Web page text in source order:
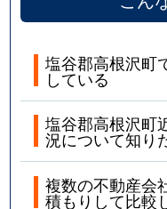
塩谷郡高根沢町
している
塩谷郡高根沢町
況について知り
複数の不動産会
積もりして比較